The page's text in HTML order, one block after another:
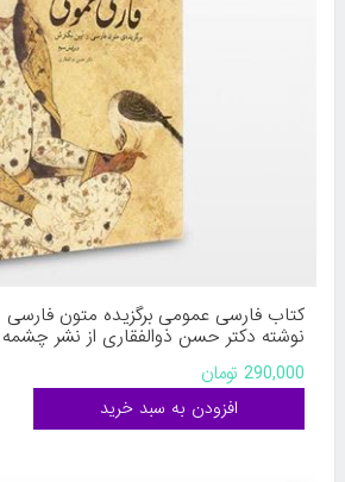
کتاب فارسی عمومی برگزیده متون
نوشته دکتر حسن ذوالفقاری از نشر چشمه
290,000 تومان